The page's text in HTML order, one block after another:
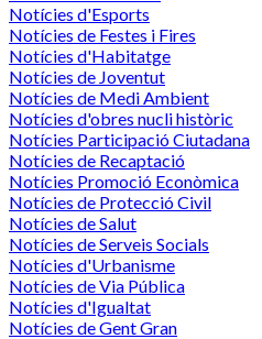
Notícies d'Esports
Notícies de Festes i Fires
Notícies d'Habitatge
Notícies de Joventut
Notícies de Medi Ambient
Notícies d'obres nucli històric
Notícies Participació Ciutadana
Notícies de Recaptació
Notícies Promoció Econòmica
Notícies de Protecció Civil
Notícies de Salut
Notícies de Serveis Socials
Notícies d'Urbanisme
Notícies de Via Pública
Notícies d'Igualtat
Notícies de Gent Gran